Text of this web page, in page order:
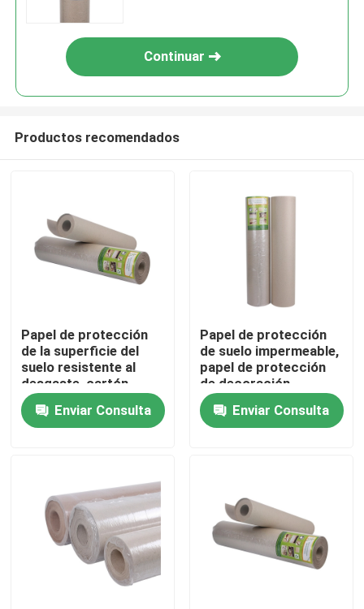
Productos
Sobre nosotros
Control de calidad
Éntrenos en contacto con
Continuar
Productos recomendados
Papel de protección
de la superficie del
suelo resistente al
desgaste, cartón
reciclado
Enviar Consulta
Papel de protección
de suelo impermeable,
papel de protección
de decoración
resistente al desgaste
Enviar Consulta